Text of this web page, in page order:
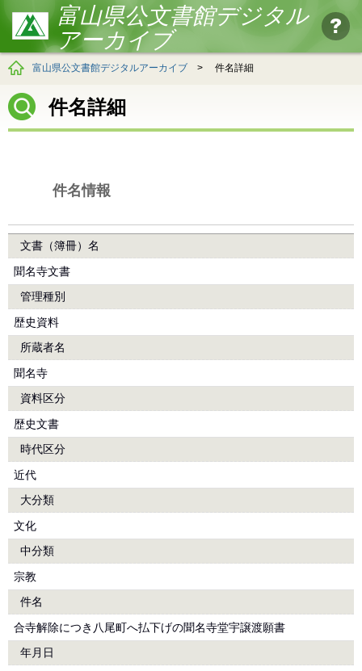
富山県公文書館デジタル
アーカイブ
富山県公文書館デジタルアーカイブ > 件名詳細
件名詳細
件名情報
文書（簿冊）名
聞名寺文書
管理種別
歴史資料
所蔵者名
聞名寺
資料区分
歴史文書
時代区分
近代
大分類
文化
中分類
宗教
件名
合寺解除につき八尾町へ払下げの聞名寺堂宇譲渡願書
年月日